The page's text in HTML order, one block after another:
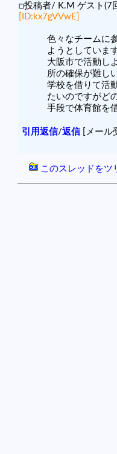
□投稿者/ K.M ゲスト(7
[ID:kx7gVVwE]
色々なチームに
ようとしていま
大阪市で活動し
所の確保が難し
学校を借りて活
たいのですがど
手段で体育館を
引用返信/返信[メール
このスレッドをツ